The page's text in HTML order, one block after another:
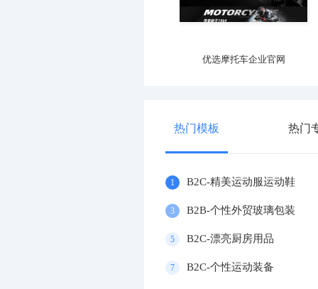
优选摩托车企业官网
热门模板 热门
1 B2C-精美运动服运动鞋
3 B2B-个性外贸玻璃包装
5 B2C-漂亮厨房用品
7 B2C-个性运动装备